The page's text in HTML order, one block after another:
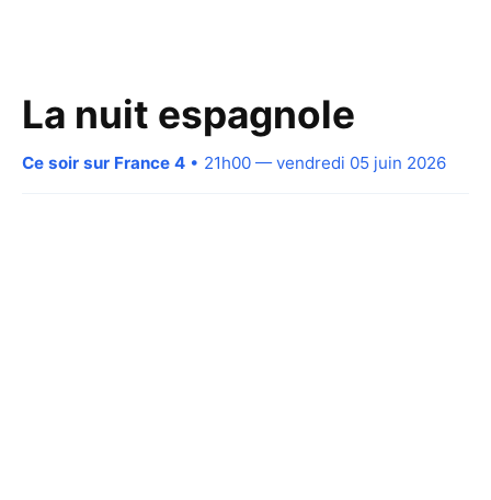
La nuit espagnole
Ce soir sur France 4 • 21h00 — vendredi 05 juin 2026